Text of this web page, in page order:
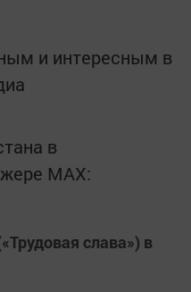
и интересным в
в
MАХ:
слава») в